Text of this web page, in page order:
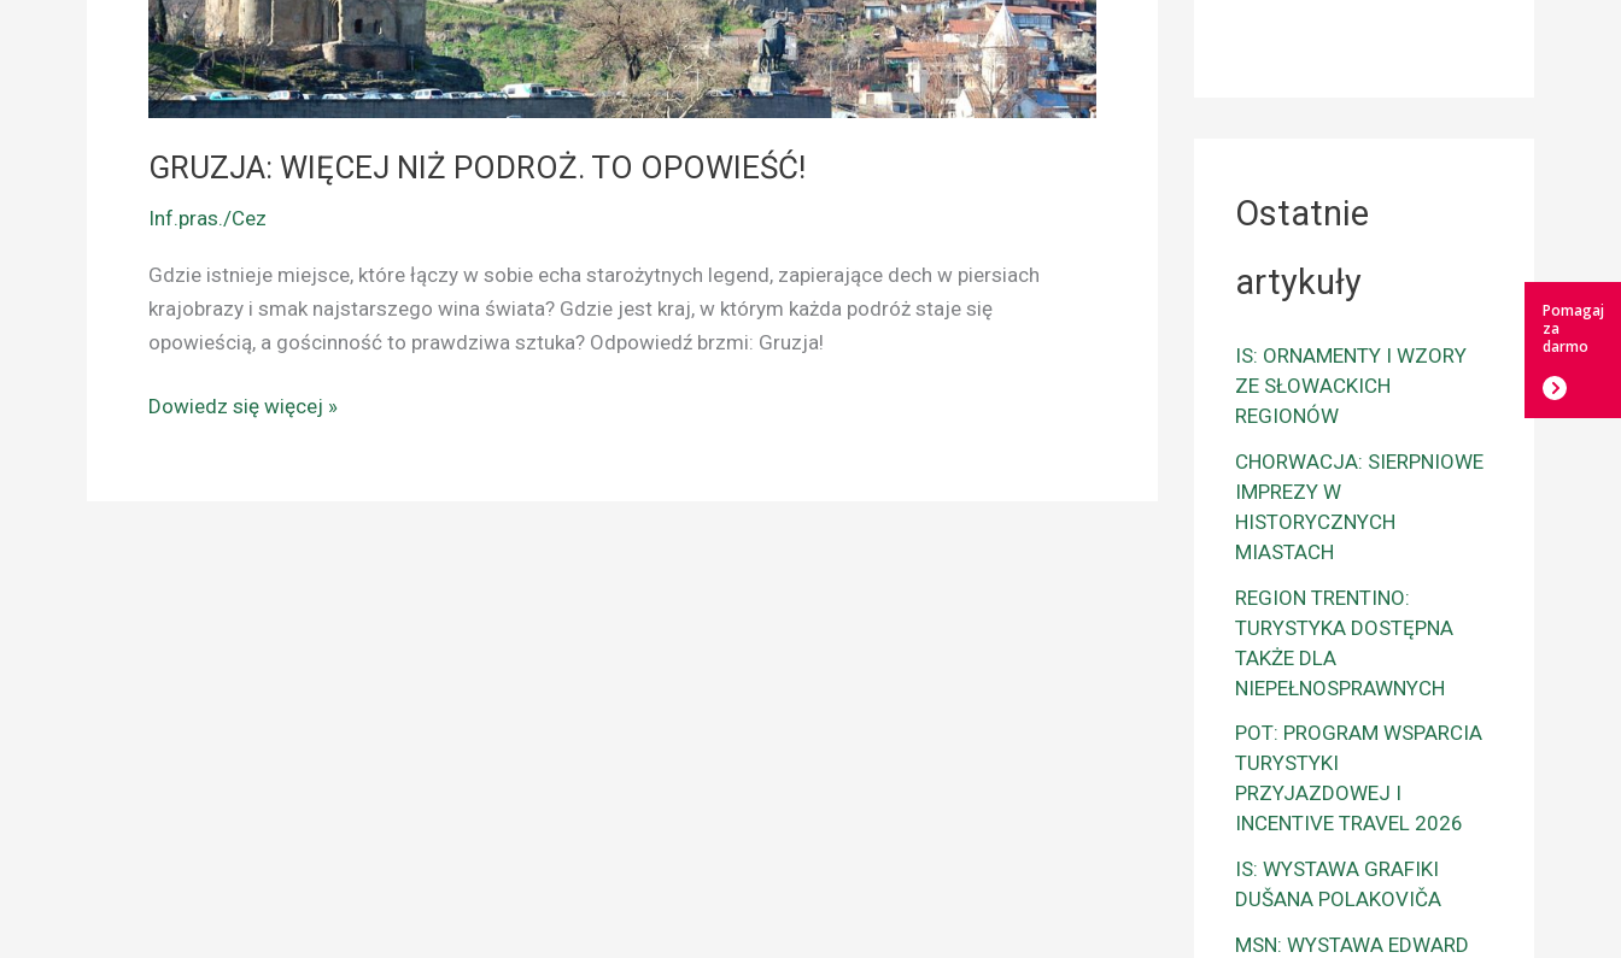
GRUZJA: WIĘCEJ NIŻ PODROŻ. TO OPOWIEŚĆ!
Inf.pras./Cez
Gdzie istnieje miejsce, które łączy w sobie echa starożytnych legend, zapierające dech w piersiach
krajobrazy i smak najstarszego wina świata? Gdzie jest kraj, w którym każda podróż staje się
opowieścią, a gościnność to prawdziwa sztuka? Odpowiedź brzmi: Gruzja!
Dowiedz się więcej »
Ostatnie
artykuły
IS: ORNAMENTY I WZORY
ZE SŁOWACKICH
REGIONÓW
CHORWACJA: SIERPNIOWE
IMPREZY W
HISTORYCZNYCH
MIASTACH
REGION TRENTINO:
TURYSTYKA DOSTĘPNA
TAKŻE DLA
NIEPEŁNOSPRAWNYCH
POT: PROGRAM WSPARCIA
TURYSTYKI
PRZYJAZDOWEJ I
INCENTIVE TRAVEL 2026
IS: WYSTAWA GRAFIKI
DUŠANA POLAKOVIČA
MSN: WYSTAWA EDWARD
Pomagaj
za
darmo